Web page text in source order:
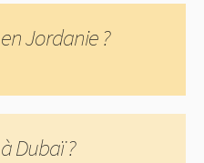
en Jordanie ?
à Dubaï ?